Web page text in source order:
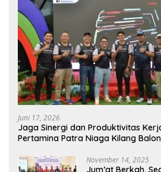
Juni 17, 2026
Jaga Sinergi dan Produktivitas
Pertamina Patra Niaga Kilang
November 14, 2025
Jum’at Berkah,